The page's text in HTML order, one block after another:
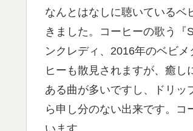
なんとはなしに聴いているベ
きました。コーヒーの歌う『
ンクレディ、2016年のベビ
ヒーも散見されますが、癒
ある曲が多いですし、ドリッ
ら申し分のない出来です。